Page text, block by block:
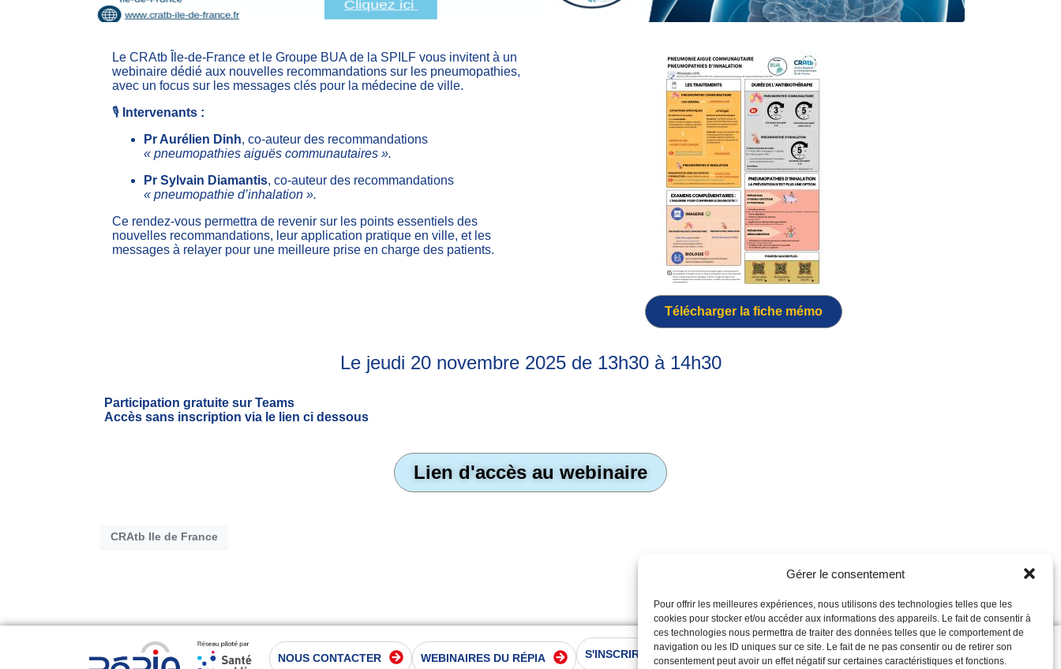
Gérer le consentement
Pour offrir les meilleures expériences, nous utilisons des technologies telles que les
cookies pour stocker et/ou accéder aux informations des appareils. Le fait de consentir à
ces technologies nous permettra de traiter des données telles que le comportement de
navigation ou les ID uniques sur ce site. Le fait de ne pas consentir ou de retirer son
consentement peut avoir un effet négatif sur certaines caractéristiques et fonctions.
Le CRAtb Île-de-France et le Groupe BUA de la SPILF vous invitent à un
webinaire dédié aux nouvelles recommandations sur les pneumopathies,
avec un focus sur les messages clés pour la médecine de ville.
🎙️ Intervenants :
Pr Aurélien Dinh, co-auteur des recommandations
« pneumopathies aiguës communautaires ».
Pr Sylvain Diamantis, co-auteur des recommandations
« pneumopathie d’inhalation ».
Ce rendez-vous permettra de revenir sur les points essentiels des
nouvelles recommandations, leur application pratique en ville, et les
messages à relayer pour une meilleure prise en charge des patients.
Télécharger la fiche mémo
Le jeudi 20 novembre 2025 de 13h30 à 14h30
Participation gratuite sur Teams
Accès sans inscription via le lien ci dessous
Lien d'accès au webinaire
CRAtb Ile de France
NOUS CONTACTER WEBINAIRES DU RÉPIA S'INSCRIRE À LA NEWSLETTER
Suivez-nous sur :